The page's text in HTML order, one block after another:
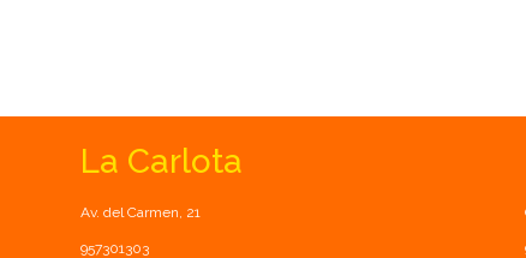
La Carlota
Av. del Carmen, 21
957301303